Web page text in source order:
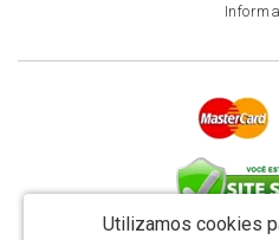
Utilizamos cookies